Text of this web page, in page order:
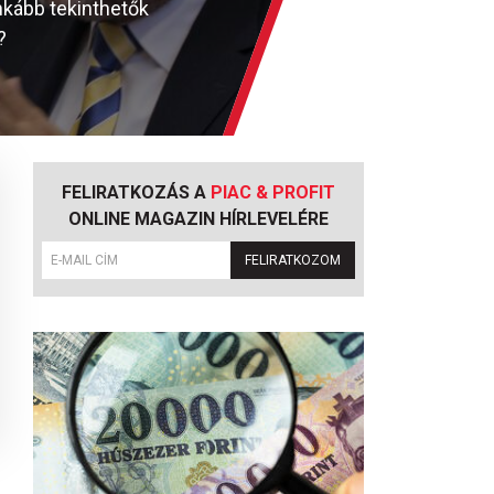
tekinthetők
FELIRATKOZÁS A PIAC & PROFIT
ONLINE MAGAZIN HÍRLEVELÉRE
FELIRATKOZOM